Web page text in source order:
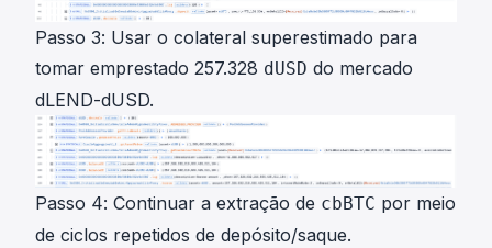
Passo 3: Usar o colateral superestimado para
tomar emprestado 257.328 dUSD do mercado
dLEND-dUSD.
Passo 4: Continuar a extração de cbBTC por meio
de ciclos repetidos de depósito/saque.